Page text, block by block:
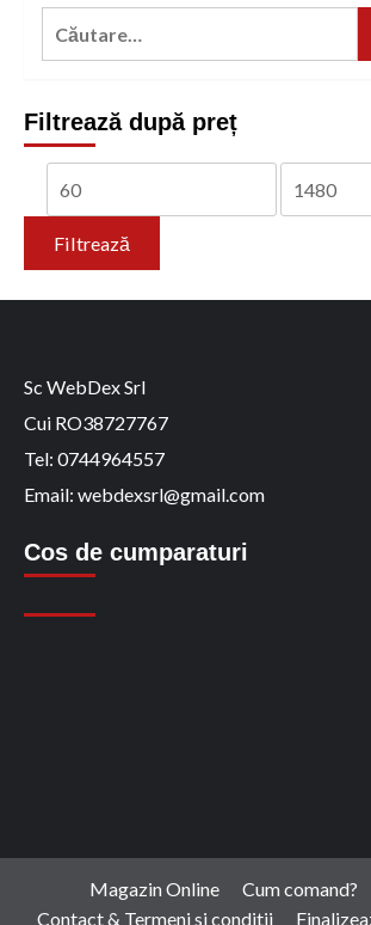
Caută
Filtrează după preț
Preț
minim
Preț
maxim
Filtrează
Sc WebDex Srl
Cui RO38727767
Tel: 0744964557
Email: webdexsrl@gmail.com
Cos de cumparaturi
Magazin Online Cum comand?
Contact & Termeni si conditii